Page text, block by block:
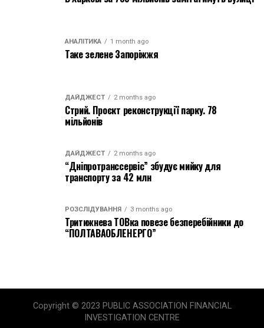
АНАЛІТИКА 1 month ago
Таке зелене Запоріжжя
ДАЙДЖЕСТ 2 months ago
Стрий. Проєкт реконструкції парку. 78
мільйонів
ДАЙДЖЕСТ 2 months ago
“Дніпротранссервіс” збудує мийку для
транспорту за 42 млн
РОЗСЛІДУВАННЯ 3 months ago
Тритижнева ТОВка повезе безперебійники до
“ПОЛТАВАОБЛЕНЕРГО”
Copyright © 2023 PUBLIC ASSOCIATION FINANCIAL
INVESTIGATION CENTRE